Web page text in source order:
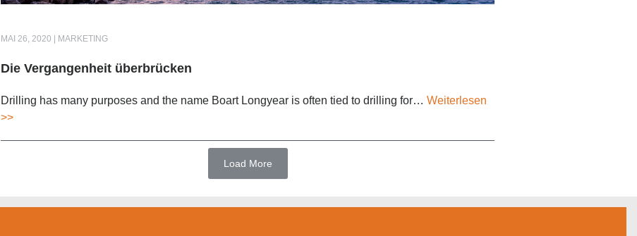
MAI 26, 2020 | MARKETING
Die Vergangenheit überbrücken
Drilling has many purposes and the name Boart Longyear is often tied to drilling for… Weiterlesen
>>
Load More